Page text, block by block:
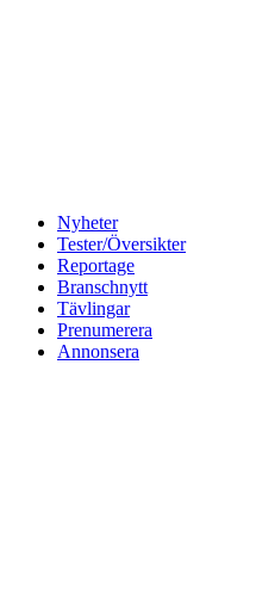
Nyheter
Tester/Översikter
Reportage
Branschnytt
Tävlingar
Prenumerera
Annonsera